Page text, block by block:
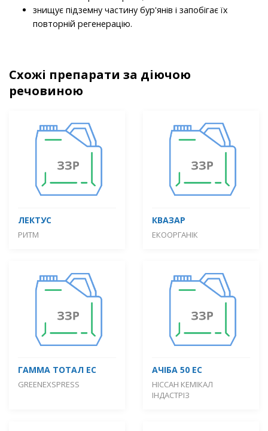
знищує підземну частину бур'янів і запобігає їх
повторній регенерацію.
Схожі препарати за діючою
речовиною
ЛЕКТУС
РИТМ
КВАЗАР
ЕКООРГАНІК
ГАММА ТОТАЛ ЕС
GREENEXSPRESS
АЧІБА 50 ЕС
НІССАН КЕМІКАЛ
ІНДАСТРІЗ